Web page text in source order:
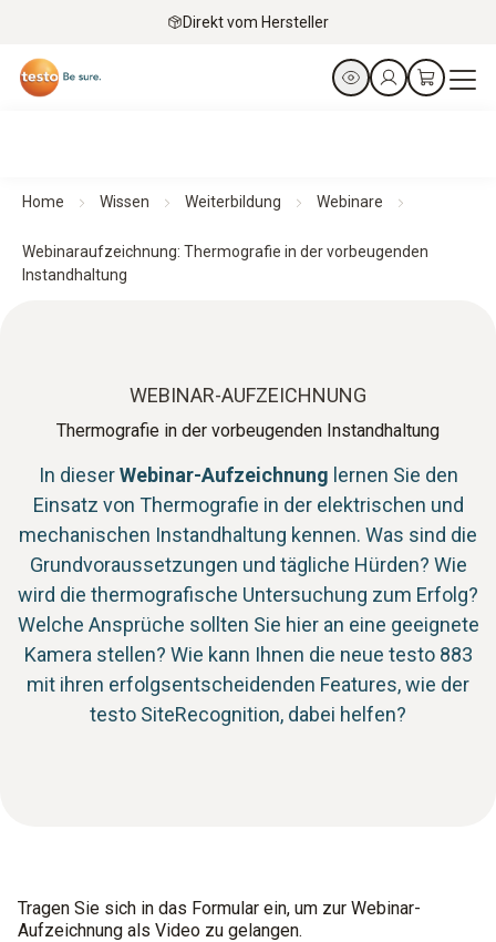
Direkt vom Hersteller
Home Wissen Weiterbildung Webinare
Webinaraufzeichnung: Thermografie in der vorbeugenden
Instandhaltung
WEBINAR-AUFZEICHNUNG
Thermografie in der vorbeugenden Instandhaltung
In dieserWebinar-Aufzeichnung lernen Sie den
Einsatz von Thermografie in der elektrischen und
mechanischen Instandhaltung kennen. Was sind die
Grundvoraussetzungen und tägliche Hürden? Wie
wird die thermografische Untersuchung zum Erfolg?
Welche Ansprüche sollten Sie hier an eine geeignete
Kamera stellen? Wie kann Ihnen die neue testo 883
mit ihren erfolgsentscheidenden Features, wie der
testo SiteRecognition, dabei helfen?
Tragen Sie sich in das Formular ein, um zur Webinar-
Aufzeichnung als Video zu gelangen.